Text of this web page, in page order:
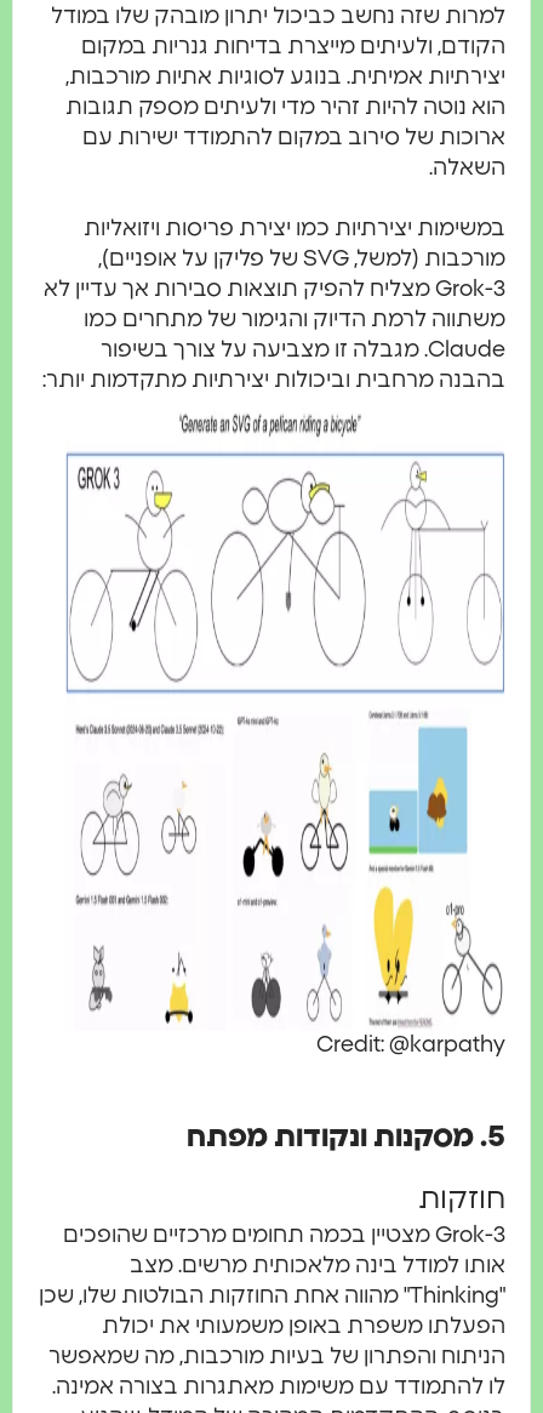
למרות שזה נחשב כביכול יתרון מובהק שלו במודל
הקודם, ולעיתים מייצרת בדיחות גנריות במקום
יצירתיות אמיתית. בנוגע לסוגיות אתיות מורכבות,
הוא נוטה להיות זהיר מדי ולעיתים מספק תגובות
ארוכות של סירוב במקום להתמודד ישירות עם
השאלה.
במשימות יצירתיות כמו יצירת פריסות ויזואליות
מורכבות (למשל, SVG של פליקן על אופניים),
Grok-3 מצליח להפיק תוצאות סבירות אך עדיין לא
משתווה לרמת הדיוק והגימור של מתחרים כמו
Claude. מגבלה זו מצביעה על צורך בשיפור
בהבנה מרחבית וביכולות יצירתיות מתקדמות יותר:
Credit: @karpathy
5. מסקנות ונקודות מפתח
חוזקות
Grok-3 מצטיין בכמה תחומים מרכזיים שהופכים
אותו למודל בינה מלאכותית מרשים. מצב
"Thinking" מהווה אחת החוזקות הבולטות שלו, שכן
הפעלתו משפרת באופן משמעותי את יכולת
הניתוח והפתרון של בעיות מורכבות, מה שמאפשר
לו להתמודד עם משימות מאתגרות בצורה אמינה.